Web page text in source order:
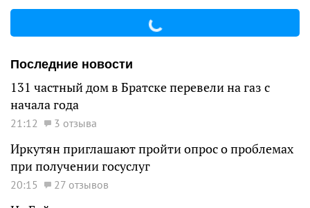
Последние новости
131 частный дом в Братске перевели на газ с
начала года
21:12 3 отзыва
Иркутян приглашают пройти опрос о проблемах
при получении госуслуг
20:15 27 отзывов